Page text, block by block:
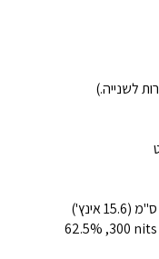
צג FHD IPS micro-edge בגודל 39.6 ס"מ (15.6 אינץ')
באלכסון, 144 הרץ, עם ציפוי נגד בוהק, ‎300 nits‏, ‎‎62.5%